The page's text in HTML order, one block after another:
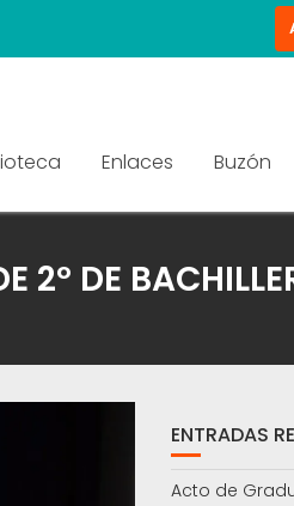
Enlaces Buzón
2º DE
ENTRADAS
Acto de